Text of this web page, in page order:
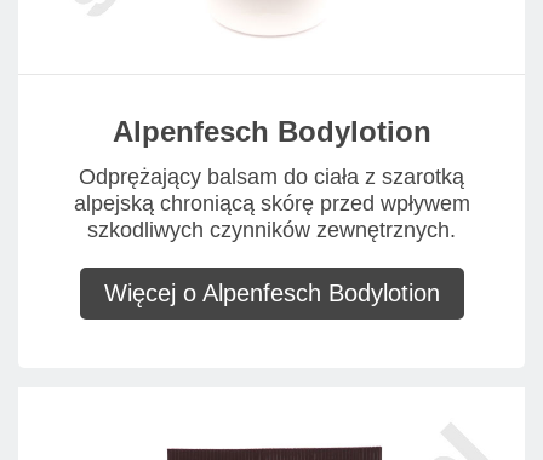
Alpenfesch Bodylotion
Odprężający balsam do ciała z szarotką
alpejską chroniącą skórę przed wpływem
szkodliwych czynników zewnętrznych.
Więcej o Alpenfesch Bodylotion